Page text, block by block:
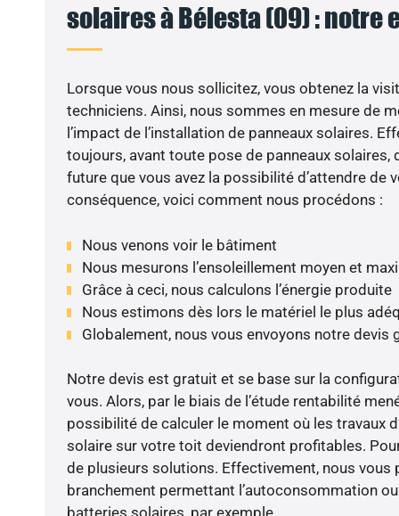
solaires à Bélesta (09) : notre
Lorsque vous nous sollicitez, vous obtenez la
techniciens. Ainsi, nous sommes en mesure de
l’impact de l’installation de panneaux solaires.
toujours, avant toute pose de panneaux solaires,
future que vous avez la possibilité d’attendre de
conséquence, voici comment nous procédons :
Nous venons voir le bâtiment
Nous mesurons l’ensoleillement moyen et
Grâce à ceci, nous calculons l’énergie produite
Nous estimons dès lors le matériel le plus
Globalement, nous vous envoyons notre devis
Notre devis est gratuit et se base sur la
vous. Alors, par le biais de l’étude rentabilité
possibilité de calculer le moment où les travaux
solaire sur votre toit deviendront profitables.
de plusieurs solutions. Effectivement, nous vous
branchement permettant l’autoconsommation